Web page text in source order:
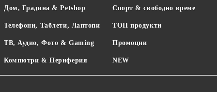
Дом, Градина & Petshop
Телефони, Таблети, Лаптопи
ТВ, Аудио, Фото & Gaming
Компютри & Периферия
Спорт & свободно време
ТОП продукти
Промоции
NEW